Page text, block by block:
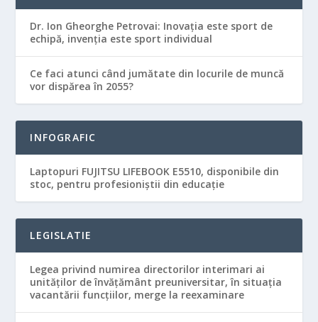
Dr. Ion Gheorghe Petrovai: Inovația este sport de
echipă, invenția este sport individual
Ce faci atunci când jumătate din locurile de muncă
vor dispărea în 2055?
INFOGRAFIC
Laptopuri FUJITSU LIFEBOOK E5510, disponibile din
stoc, pentru profesioniștii din educație
LEGISLATIE
Legea privind numirea directorilor interimari ai
unităţilor de învăţământ preuniversitar, în situaţia
vacantării funcţiilor, merge la reexaminare